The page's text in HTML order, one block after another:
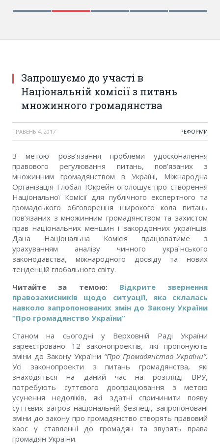
Запрошуємо до участі в
Національній комісії з питань
множинного громадянства
ТРАВЕНЬ 4, 2017 РЕФОРМИ
З метою розв’язання проблеми удосконалення
правового регулювання питань, пов’язаних з
множинним громадянством в Україні, Міжнародна
Організація Глобал Юкрейн оголошує про створення
Національної Комісії для публічного експертного та
громадського обговорення широкого кола питань
пов’язаних з множинним громадянством та захистом
прав національних меншин i закордонних українців.
Дана Національна Комісія працюватиме з
урахуванням аналізу чинного українського
законодавства, міжнародного досвіду та нових
тенденцій глобального світу.
Читайте за темою: Відкрите звернення
правозахисників щодо ситуації, яка склалась
навколо запропонованих змін до Закону України
“Про громадянство України”
Станом на сьогодні у Верховній Раді України
зареєстровано 12 законопроектів, які пропонують
зміни до Закону України “Про Громадянство України”.
Усі законопроекти з питань громадянства, які
знаходяться на даний час на розгляді ВРУ,
потребують суттєвого доопрацювання з метою
усунення недоліків, які здатні спричинити появу
суттєвих загроз національній безпеці, запропоновані
зміни до закону про громадянство створять правовий
хаос у ставленні до громадян та звузять права
громадян України.